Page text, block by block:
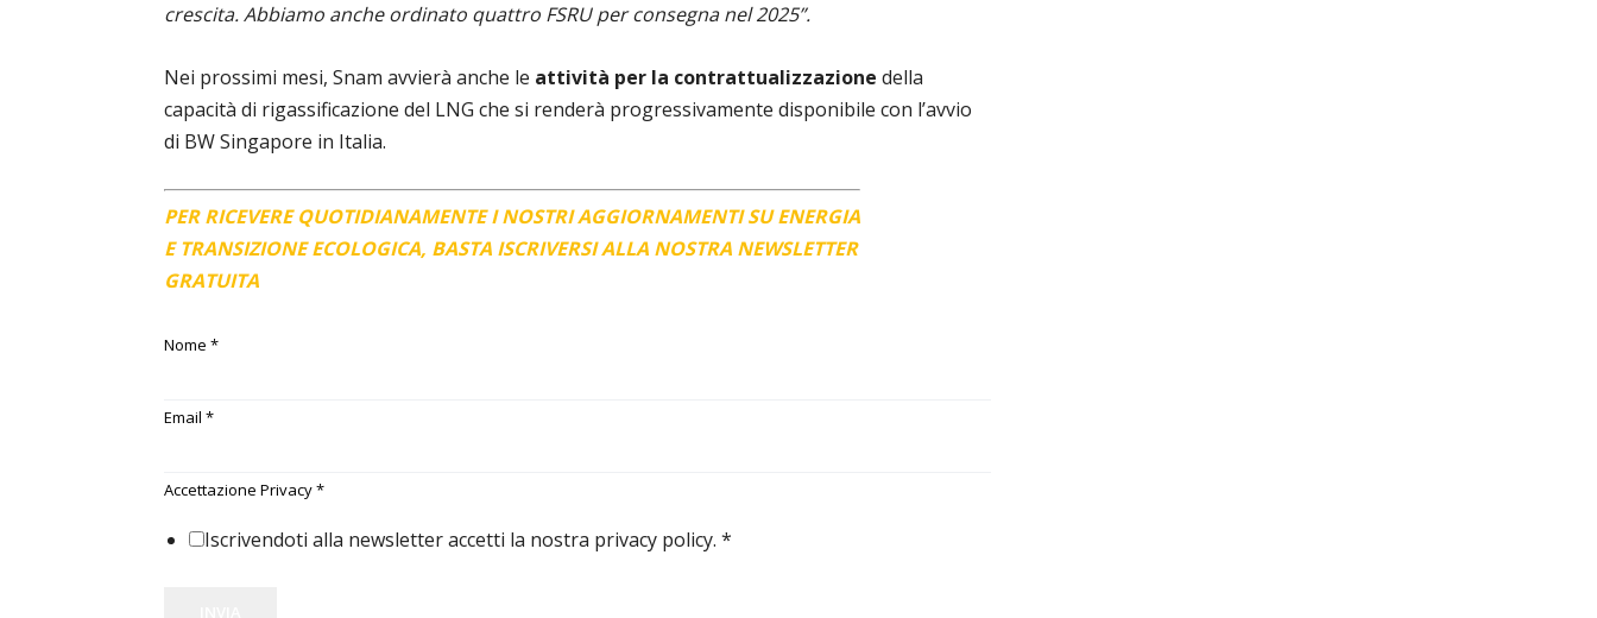
crescita. Abbiamo anche ordinato quattro FSRU per consegna nel 2025”.
Nei prossimi mesi, Snam avvierà anche le attività per la contrattualizzazione della
capacità di rigassificazione del LNG che si renderà progressivamente disponibile con l’avvio
di BW Singapore in Italia.
PER RICEVERE QUOTIDIANAMENTE I NOSTRI AGGIORNAMENTI SU ENERGIA
E TRANSIZIONE ECOLOGICA, BASTA ISCRIVERSI ALLA NOSTRA NEWSLETTER
GRATUITA
Nome *
Email *
Accettazione Privacy*
Iscrivendoti alla newsletter accetti la nostra privacy policy. *